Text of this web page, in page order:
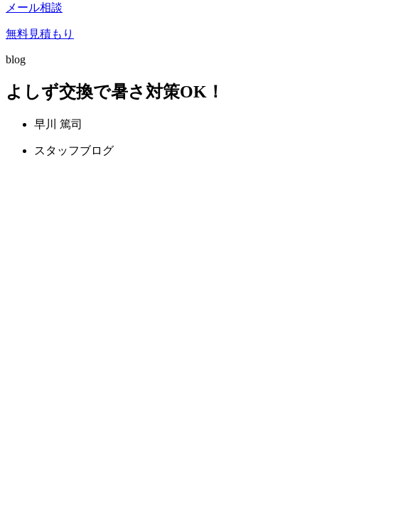
メール相談
無料見積もり
blog
よしず交換で暑さ対策OK！
早川 篤司
スタッフブログ